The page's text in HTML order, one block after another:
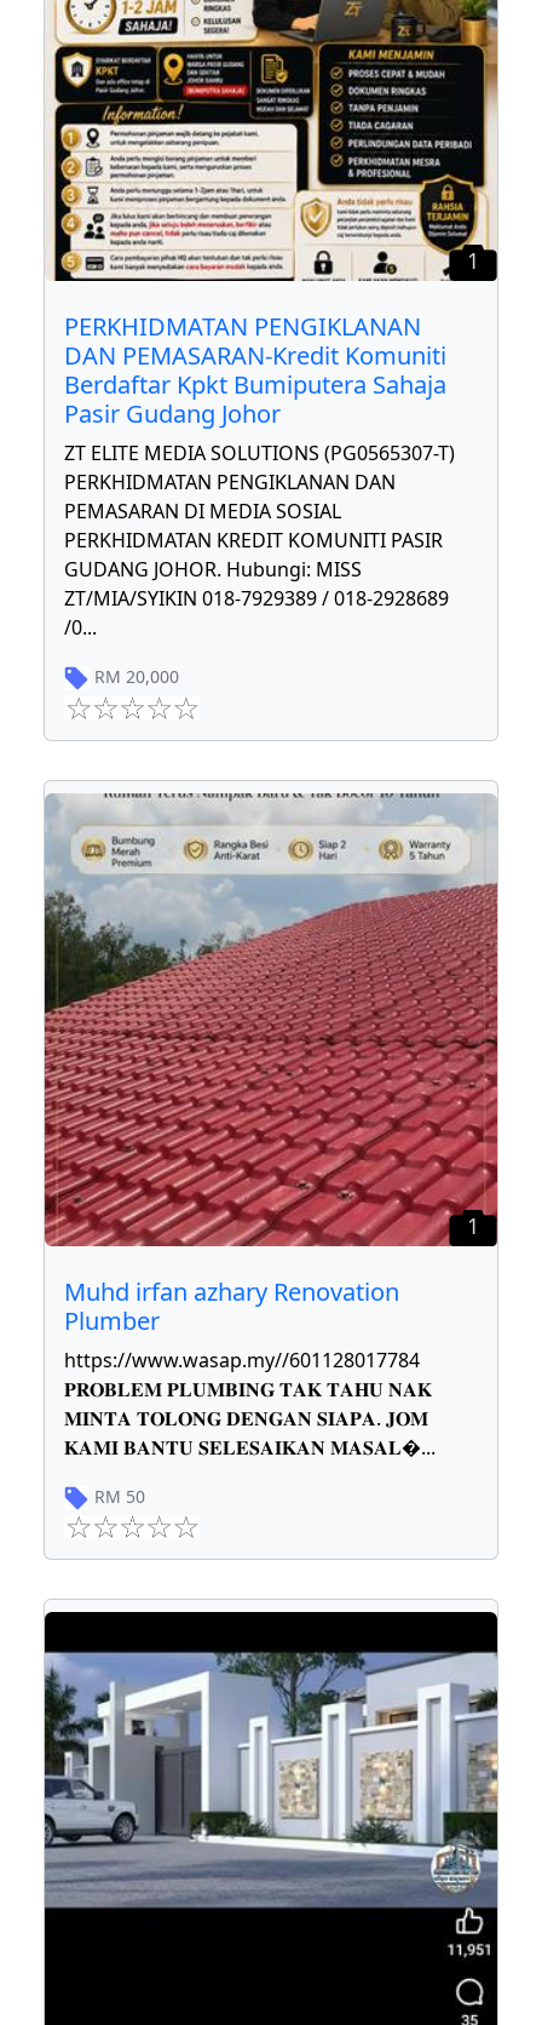
1
PERKHIDMATAN PENGIKLANAN
DAN PEMASARAN-Kredit Komuniti
Berdaftar Kpkt Bumiputera Sahaja
Pasir Gudang Johor
ZT ELITE MEDIA SOLUTIONS (PG0565307-T)
PERKHIDMATAN PENGIKLANAN DAN
PEMASARAN DI MEDIA SOSIAL
PERKHIDMATAN KREDIT KOMUNITI PASIR
GUDANG JOHOR. Hubungi: MISS
ZT/MIA/SYIKIN 018-7929389 / 018-2928689
/0...
RM 20,000
1
Muhd irfan azhary Renovation
Plumber
https://www.wasap.my//601128017784
𝐏𝐑𝐎𝐁𝐋𝐄𝐌 𝐏𝐋𝐔𝐌𝐁𝐈𝐍𝐆 𝐓𝐀𝐊 𝐓𝐀𝐇𝐔 𝐍𝐀𝐊
𝐌𝐈𝐍𝐓𝐀 𝐓𝐎𝐋𝐎𝐍𝐆 𝐃𝐄𝐍𝐆𝐀𝐍 𝐒𝐈𝐀𝐏𝐀. 𝐉𝐎𝐌
𝐊𝐀𝐌𝐈 𝐁𝐀𝐍𝐓𝐔 𝐒𝐄𝐋𝐄𝐒𝐀𝐈𝐊𝐀𝐍 𝐌𝐀𝐒𝐀𝐋...
RM 50